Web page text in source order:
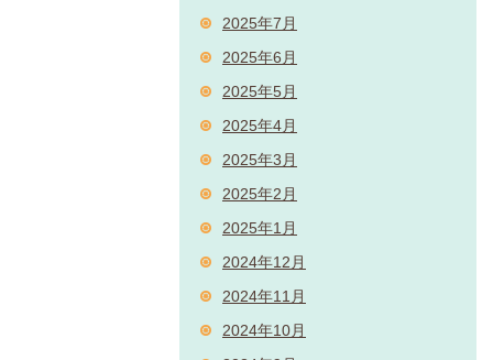
2025年7月
2025年6月
2025年5月
2025年4月
2025年3月
2025年2月
2025年1月
2024年12月
2024年11月
2024年10月